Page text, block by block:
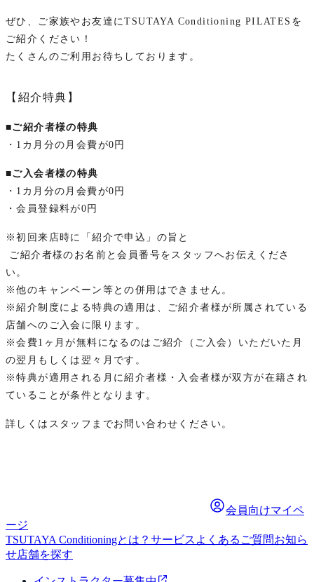
ぜひ、ご家族やお友達にTSUTAYA Conditioning PILATESを
ご紹介ください！
たくさんのご利用お待ちしております。
【紹介特典】
■ご紹介者様の特典
・1カ月分の月会費が0円
■ご入会者様の特典
・1カ月分の月会費が0円
・会員登録料が0円
※初回来店時に「紹介で申込」の旨と
ご紹介者様のお名前と会員番号をスタッフへお伝えくださ
い。
※他のキャンペーン等との併用はできません。
※紹介制度による特典の適用は、ご紹介者様が所属されている
店舗へのご入会に限ります。
※会費1ヶ月が無料になるのはご紹介（ご入会）いただいた月
の翌月もしくは翌々月です。
※特典が適用される月に紹介者様・入会者様が双方が在籍され
ていることが条件となります。
詳しくはスタッフまでお問い合わせください。
会員向けマイペ
ージ
TSUTAYA Conditioningとは？ サービス よくあるご質問お知ら
せ店舗を探す